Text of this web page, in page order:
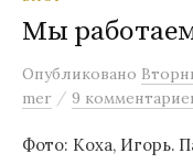
Мы
Опубликовано
mer / 9
Фото: Коха, Игорь.